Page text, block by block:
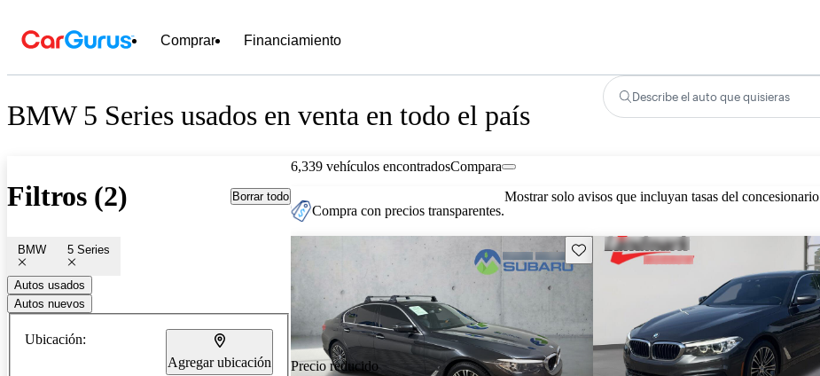
Comprar Financiamiento
BMW 5 Series usados en venta en todo el país
Describe el auto que quisieras
Filtros (2) Borrar todo
BMW 5 Series
Autos usados
Autos nuevos
Ubicación:
Agregar ubicación
6,339 vehículos encontradosCompara
Compra con precios transparentes.
Mostrar solo avisos que incluyan tasas del concesionario
Precio reducido
Guarda este Aviso